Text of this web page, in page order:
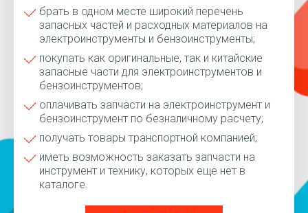
брать в одном месте широкий перечень
запасных частей и расходных материалов на
электроинструменты и бензоинструменты;
покупать как оригинальные, так и китайские
запасные части для электроинструментов и
бензоинструментов;
оплачивать запчасти на электроинструмент и
бензоинструмент по безналичному расчету;
получать товары транспортной компанией;
иметь возможность заказать запчасти на
инструмент и технику, которых еще нет в
каталоге.